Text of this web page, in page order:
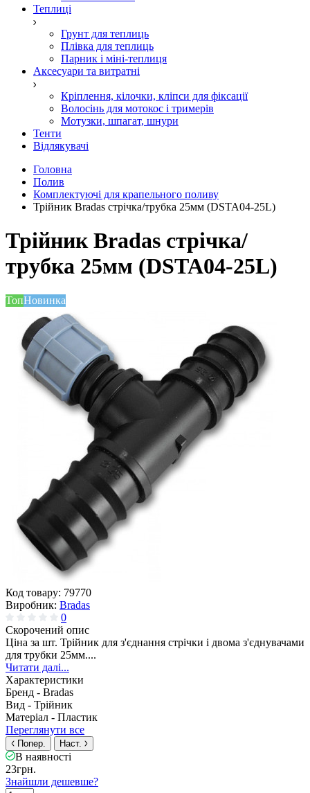
Теплиці
Грунт для теплиць
Плівка для теплиць
Парник і міні-теплиця
Аксесуари та витратні
Кріплення, кілочки, кліпси для фіксації
Волосінь для мотокос і тримерів
Мотузки, шпагат, шнури
Тенти
Відлякувачі
Головна
Полив
Комплектуючі для крапельного поливу
Трійник Bradas стрічка/трубка 25мм (DSTA04-25L)
Трійник Bradas стрічка/
трубка 25мм (DSTA04-25L)
ТопНовинка
Код товару: 79770
Виробник: Bradas
0
Скорочений опис
Ціна за шт. Трійник для з'єднання стрічки і двома з'єднувачами
для трубки 25мм....
Читати далі...
Характеристики
Бренд - Bradas
Вид - Трійник
Матеріал - Пластик
Переглянути все
Попер. Наст.
В наявності
23грн.
Знайшли дешевше?